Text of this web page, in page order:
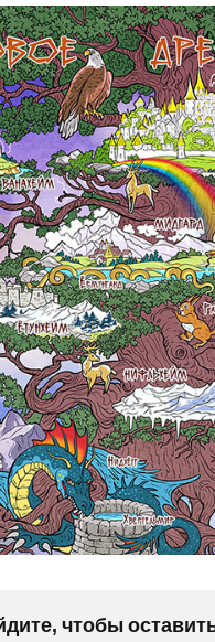
чтобы